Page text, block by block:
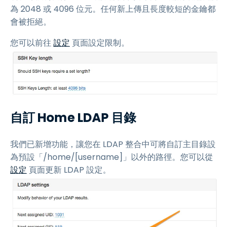
為 2048 或 4096 位元。任何新上傳且長度較短的金鑰都
會被拒絕。
您可以前往設定 頁面設定限制。
自訂 Home LDAP 目錄
我們已新增功能，讓您在 LDAP 整合中可將自訂主目錄設
為預設「/home/[username]」以外的路徑。您可以從
設定 頁面更新 LDAP 設定。